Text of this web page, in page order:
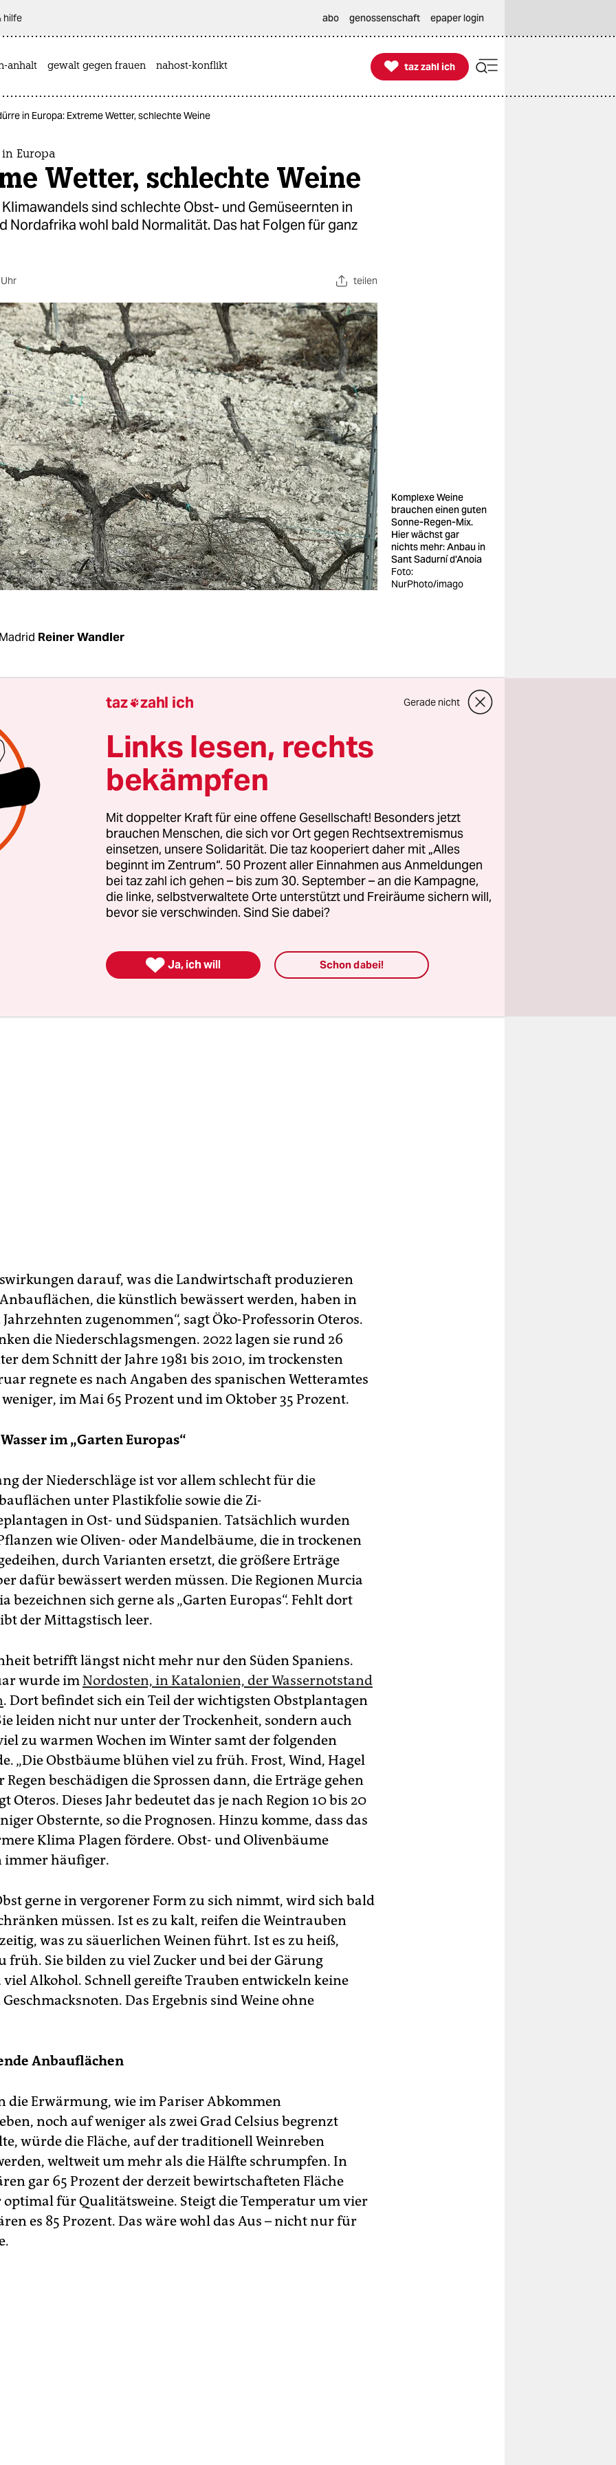
hilfe abo genossenschaft epaper login
anhalt gewalt gegen frauen nahost-konflikt 
taz zahl ich
taz zahl ich
in Europa: Extreme Wetter, schlechte Weine
Europa
Wetter, schlechte Weine
sind schlechte Obst- und Gemüseernten in
Nordafrika wohl bald Normalität. Das hat Folgen für ganz
teilen
Komplexe Weine
brauchen einen guten
Sonne-Regen-Mix.
Hier wächst gar
nichts mehr: Anbau in
Sant Sadurní d'Anoia
Foto:
NurPhoto/imago
Reiner Wandler
und Marokko spielt das Wetter verrückt. Und in
bleiben die Obst- und Gemüseregale
Was derzeit für Schlagzeilen sorgt, könnte bald schon
sein. Das glaubt jedenfalls Elisa Oteros. „Europa lebt
völlig an der ökologischen
konstatiert die Professorin für Ökologie an der
südspanischen Cordoba.
noch gerne „Wetterkapriolen“ genannt wird, sei in
der Klimawandel. „Regen und Temperaturen werden
vorhersagbar“, erklärt Oteros. Statt klar definierter
erwarten die Landwirte extreme Schwankungen: viel zu
gefolgt von Starkregen und Hagel. Für Südspanien etwa
ein subtropisches Klima voraus. Andere
darauf, was die Landwirtschaft produzieren
die künstlich bewässert werden, haben in
zugenommen“, sagt Öko-Professorin Oteros.
die Niederschlagsmengen. 2022 lagen sie rund 26
dem Schnitt der Jahre 1981 bis 2010, im trockensten
regnete es nach Angaben des spanischen Wetteramtes
im Mai 65 Prozent und im Oktober 35 Prozent.
im „Garten Europas“
der Niederschläge ist vor allem schlecht für die
unter Plastikfolie sowie die Zi­
in Ost- und Südspanien. Tatsächlich wurden
wie Oliven- oder Mandelbäume, die in trockenen
durch Varianten ersetzt, die größere Erträge
dafür bewässert werden müssen. Die Regionen Murcia
bezeichnen sich gerne als „Garten Europas“. Fehlt dort
der Mittagstisch leer.
betrifft längst nicht mehr nur den Süden Spaniens.
wurde imNordosten, in Katalonien, der Wassernotstand
. Dort befindet sich ein Teil der wichtigsten Obstplantagen
leiden nicht nur unter der Trockenheit, sondern auch
zu warmen Wochen im Winter samt der folgenden
„Die Obstbäume blühen viel zu früh. Frost, Wind, Hagel
beschädigen die Sprossen dann, die Erträge gehen
Oteros. Dieses Jahr bedeutet das je nach Region 10 bis 20
Obsternte, so die Prognosen. Hinzu komme, dass das
Klima Plagen fördere. Obst- und Olivenbäume
immer häufiger.
gerne in vergorener Form zu sich nimmt, wird sich bald
müssen. Ist es zu kalt, reifen die Weintrauben
was zu säuerlichen Weinen führt. Ist es zu heiß,
früh. Sie bilden zu viel Zucker und bei der Gärung
Alkohol. Schnell gereifte Trauben entwickeln keine
Das Ergebnis sind Weine ohne
Anbauflächen
die Erwärmung, wie im Pariser Abkommen
noch auf weniger als zwei Grad Celsius begrenzt
würde die Fläche, auf der traditionell Weinreben
weltweit um mehr als die Hälfte schrumpfen. In
gar 65 Prozent der derzeit bewirtschafteten Fläche
für Qualitätsweine. Steigt die Temperatur um vier
es 85 Prozent. Das wäre wohl das Aus – nicht nur für
taz zahl ich Gerade nicht
Links lesen, rechts
bekämpfen
Mit doppelter Kraft für eine offene Gesellschaft! Besonders jetzt
brauchen Menschen, die sich vor Ort gegen Rechtsextremismus
einsetzen, unsere Solidarität. Die taz kooperiert daher mit „Alles
beginnt im Zentrum“. 50 Prozent aller Einnahmen aus Anmeldungen
bei taz zahl ich gehen – bis zum 30. September – an die Kampagne,
die linke, selbstverwaltete Orte unterstützt und Freiräume sichern will,
bevor sie verschwinden. Sind Sie dabei?
 Ja, ich will Schon dabei!